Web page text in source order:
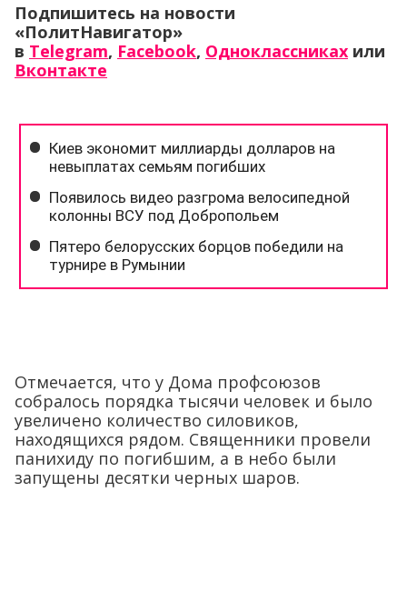
Подпишитесь на новости
«ПолитНавигатор»
в Telegram, Facebook, Одноклассниках или
Вконтакте
Отмечается, что у Дома профсоюзов
собралось порядка тысячи человек и было
увеличено количество силовиков,
находящихся рядом. Священники провели
панихиду по погибшим, а в небо были
запущены десятки черных шаров.